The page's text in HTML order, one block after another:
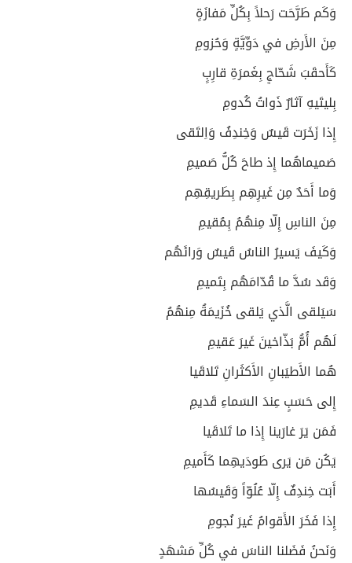
وَكَم طَرَّحَت رَحلاً بِكُلِّ مَفازَةٍ
مِنَ الأَرضِ في دَوِّيَّةٍ وَحُزومِ
كَأَحقَبَ شَحّاجٍ بِغَمرَةِ قارِبٍ
بِليتَيهِ آثارٌ ذَواتُ كُدومِ
إِذا زَخَرَت قَيسٌ وَخِندِفُ وَاِلتَقى
صَميماهُما إِذ طاحَ كُلُّ صَميمِ
وَما أَحَدٌ مِن غَيرِهِم بِطَريقِهِم
مِنَ الناسِ إِلّا مِنهُمُ بِمُقيمِ
وَكَيفَ يَسيرُ الناسُ قَيسٌ وَرائَهُم
وَقَد سُدَّ ما قُدّامَهُم بِتَميمِ
سَيَلقى الَّذي يَلقى خُزَيمَةُ مِنهُمُ
لَهُم أُمُّ بَذّاخينَ غَيرَ عَقيمِ
هُما الأَطيَبانِ الأَكثَرانِ تَلاقَيا
إِلى حَسَبٍ عِندَ السَماءِ قَديمِ
فَمَن يَرَ غارَينا إِذا ما تَلاقَيا
يَكُن مَن يَرى طَودَيهِما كَأَميمِ
أَبَت خِندِفٌ إِلّا عُلُوّاً وَقَيسُها
إِذا فَخَرَ الأَقوامُ غَيرَ نُجومِ
وَنَحنُ فَضَلنا الناسَ في كُلِّ مَشهَدٍ